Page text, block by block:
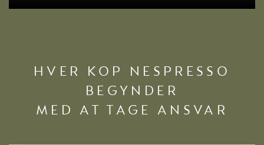
HVER KOP NESPRESSO
BEGYNDER
MED AT TAGE ANSVAR